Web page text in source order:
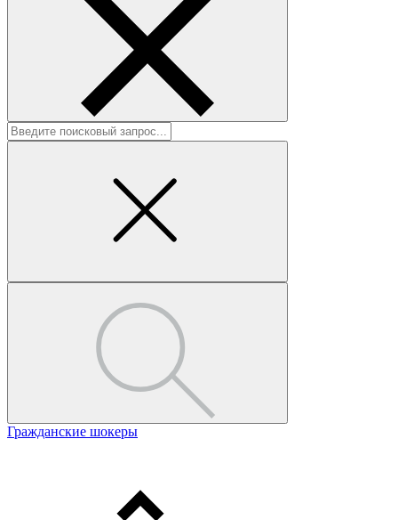
Гражданские шокеры